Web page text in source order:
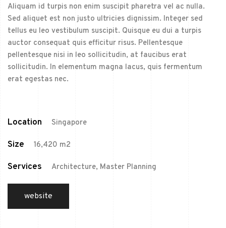
Aliquam id turpis non enim suscipit pharetra vel ac nulla.
Sed aliquet est non justo ultricies dignissim. Integer sed
tellus eu leo vestibulum suscipit. Quisque eu dui a turpis
auctor consequat quis efficitur risus. Pellentesque
pellentesque nisi in leo sollicitudin, at faucibus erat
sollicitudin. In elementum magna lacus, quis fermentum
erat egestas nec.
Location Singapore
Size 16,420 m2
Services Architecture, Master Planning
website